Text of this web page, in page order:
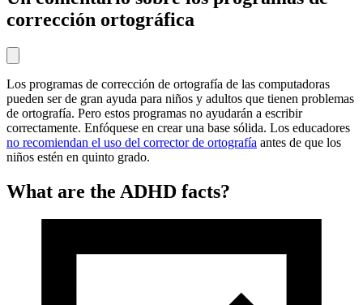
corrección ortográfica
Los programas de corrección de ortografía de las computadoras
pueden ser de gran ayuda para niños y adultos que tienen problemas
de ortografía. Pero estos programas no ayudarán a escribir
correctamente. Enfóquese en crear una base sólida. Los educadores
no recomiendan el uso del corrector de ortografía antes de que los
niños estén en quinto grado.
What are the ADHD facts?